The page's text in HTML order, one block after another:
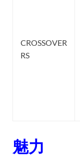
CROSSOVER
RS
魅力